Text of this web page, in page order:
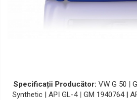
Specificații Producător: VW G 50 |
Synthetic | API GL-4 | GM 1940764 |